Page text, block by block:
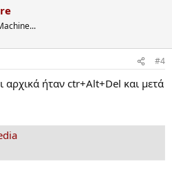
#4
αρχικά ήταν ctr+Alt+Del και μετά